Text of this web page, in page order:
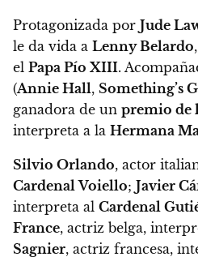
Protagonizada por Jude
le da vida a Lenny Belardo
el Papa Pío XIII.
(Annie Hall, Something’s
ganadora de un premio de
interpreta a la Hermana
Silvio Orlando, actor
Cardenal Voiello; Javier
interpreta al Cardenal
France, actriz belga,
Sagnier, actriz francesa,